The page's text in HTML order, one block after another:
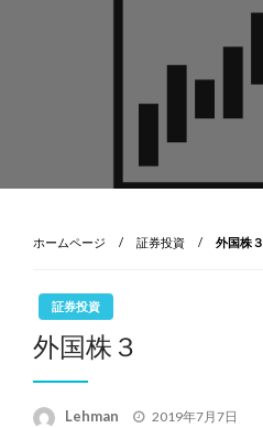
ホームページ 証券投資 外国株３
証券投資
外国株３
Lehman
投
2019年7月7日